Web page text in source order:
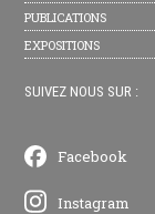
PUBLICATIONS
EXPOSITIONS
SUIVEZ NOUS SUR :
Facebook
Instagram